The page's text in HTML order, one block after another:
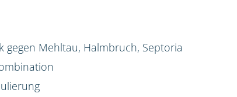
gegen Mehltau, Halmbruch, Septoria